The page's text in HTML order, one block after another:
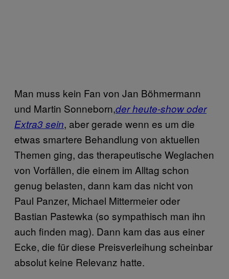
Man muss kein Fan von Jan Böhmermann
und Martin Sonneborn,der heute-show oder
Extra3 sein, aber gerade wenn es um die
etwas smartere Behandlung von aktuellen
Themen ging, das therapeutische Weglachen
von Vorfällen, die einem im Alltag schon
genug belasten, dann kam das nicht von
Paul Panzer, Michael Mittermeier oder
Bastian Pastewka (so sympathisch man ihn
auch finden mag). Dann kam das aus einer
Ecke, die für diese Preisverleihung scheinbar
absolut keine Relevanz hatte.